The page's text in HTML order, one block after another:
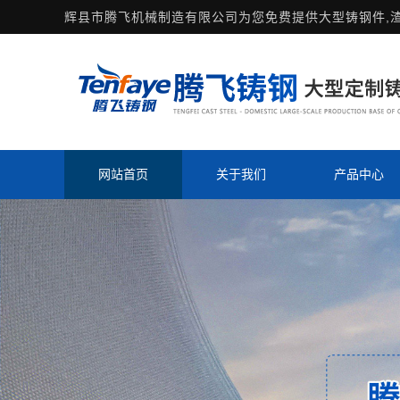
辉县市腾飞机械制造有限公司为您免费提供大型铸钢件 ,
网站首页 关于我们 产品中心